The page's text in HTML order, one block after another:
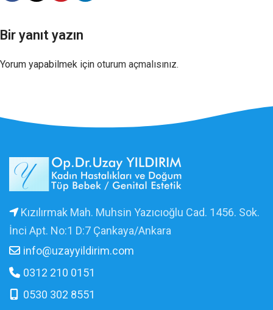
Bir yanıt yazın
Yorum yapabilmek için oturum açmalısınız.
Kızılırmak Mah. Muhsin Yazıcıoğlu Cad. 1456. Sok.
İnci Apt. No:1 D:7 Çankaya/Ankara
info@uzayyildirim.com
0312 210 0151
0530 302 8551